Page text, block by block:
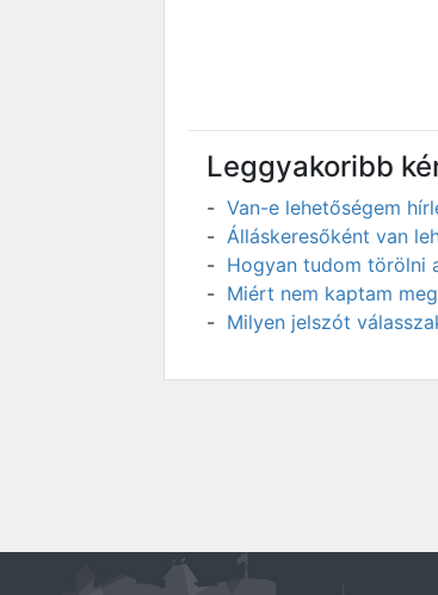
Leggyakoribb
Van-e lehetőségem
Álláskeresőként van
Hogyan tudom törölni
Miért nem kaptam
Milyen jelszót